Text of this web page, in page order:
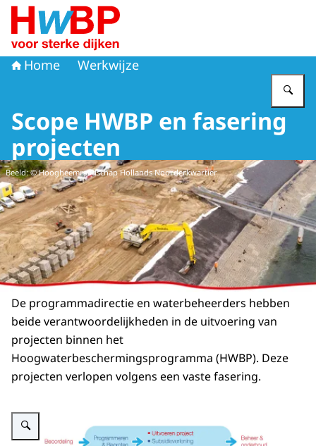
Naar de homepage van
Home Werkwijze
Scope HWBP en fasering
projecten
Beeld: © Hoogheemraadschap Hollands Noorderkwartier
De programmadirectie en waterbeheerders hebben
beide verantwoordelijkheden in de uitvoering van
projecten binnen het
Hoogwaterbeschermingsprogramma (HWBP). Deze
projecten verlopen volgens een vaste fasering.
Vergroot afbeelding Infographic die laat zien wat de